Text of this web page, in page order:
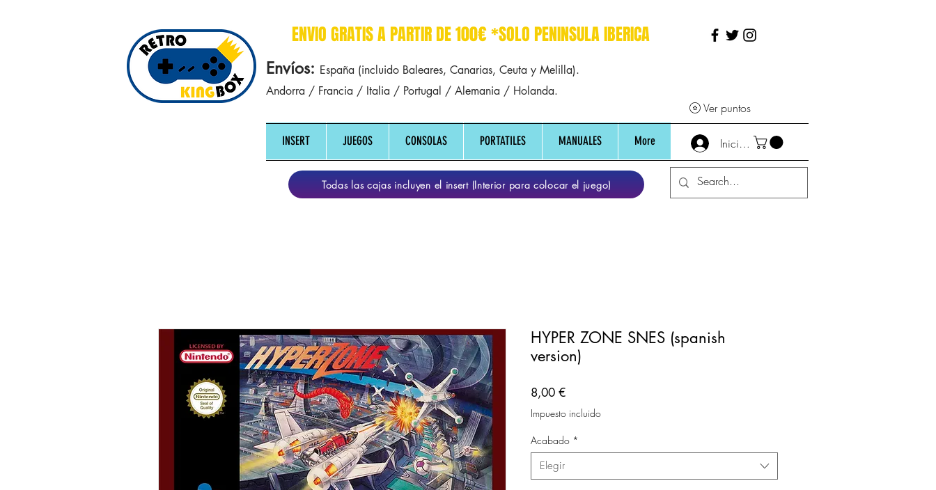
ENVIO GRATIS A PARTIR DE 100€ *SOLO PENINSULA IBERICA
Envíos: España (incluido Baleares, Canarias, Ceuta y Melilla).
Andorra / Francia / Italia / Portugal / Alemania / Holanda.
Ver puntos
INSERT JUEGOS CONSOLAS PORTATILES MANUALES More Iniciar sesión
Todas las cajas incluyen el insert (Interior para colocar el juego)
HYPER ZONE SNES (spanish
version)
8,00 €Precio
Impuesto incluido
Acabado *
Elegir